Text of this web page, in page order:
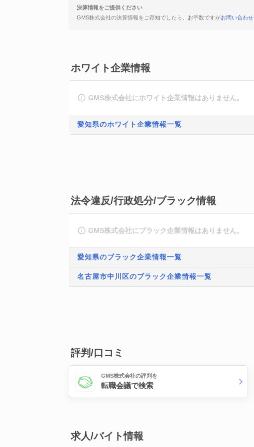
決算情報をご提供ください
GMS株式会社の決算情報をご存知でしたら、お手数ですがお問い合わせ
ホワイト企業情報
GMS株式会社にホワイト企業情報はありません。
愛知県のホワイト企業情報一覧
法令違反/行政処分/ブラック情報
GMS株式会社にブラック企業情報はありません。
愛知県のブラック企業情報一覧
名古屋市中川区のブラック企業情報一覧
評判/口コミ
GMS株式会社の評判を
転職会議で検索
求人/バイト情報